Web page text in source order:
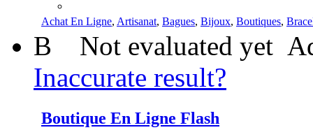
Achat En Ligne, Artisanat, Bagues, Bijoux, Boutiques,
B Not evaluated yet
Inaccurate result?
Boutique En Ligne Flash